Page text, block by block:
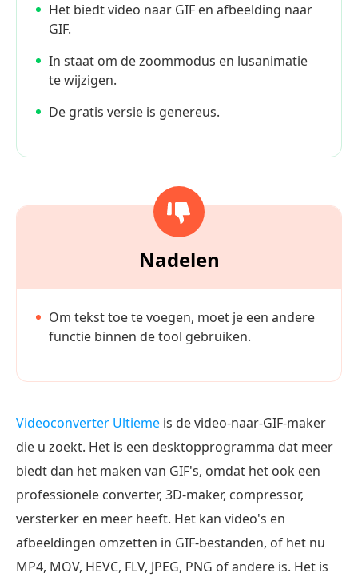
Het biedt video naar GIF en afbeelding naar
GIF.
In staat om de zoommodus en lusanimatie
te wijzigen.
De gratis versie is genereus.
Nadelen
Om tekst toe te voegen, moet je een andere
functie binnen de tool gebruiken.
Videoconverter Ultieme is de video-naar-GIF-maker
die u zoekt. Het is een desktopprogramma dat meer
biedt dan het maken van GIF's, omdat het ook een
professionele converter, 3D-maker, compressor,
versterker en meer heeft. Het kan video's en
afbeeldingen omzetten in GIF-bestanden, of het nu
MP4, MOV, HEVC, FLV, JPEG, PNG of andere is. Het is